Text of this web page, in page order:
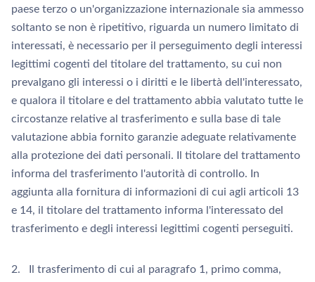
paese terzo o un'organizzazione internazionale sia ammesso
soltanto se non è ripetitivo, riguarda un numero limitato di
interessati, è necessario per il perseguimento degli interessi
legittimi cogenti del titolare del trattamento, su cui non
prevalgano gli interessi o i diritti e le libertà dell'interessato,
e qualora il titolare e del trattamento abbia valutato tutte le
circostanze relative al trasferimento e sulla base di tale
valutazione abbia fornito garanzie adeguate relativamente
alla protezione dei dati personali. Il titolare del trattamento
informa del trasferimento l'autorità di controllo. In
aggiunta alla fornitura di informazioni di cui agli articoli 13
e 14, il titolare del trattamento informa l'interessato del
trasferimento e degli interessi legittimi cogenti perseguiti.
2. Il trasferimento di cui al paragrafo 1, primo comma,